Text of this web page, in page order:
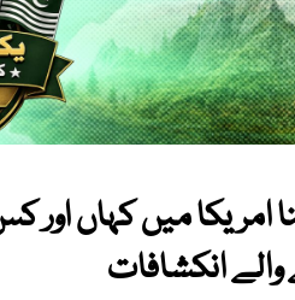
میں کہاں اور
انکشافات